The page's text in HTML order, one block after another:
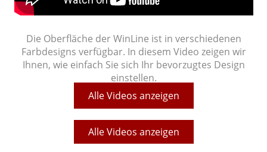
Die Oberfläche der WinLine ist in verschiedenen
Farbdesigns verfügbar. In diesem Video zeigen wir
Ihnen, wie einfach Sie sich Ihr bevorzugtes Design
einstellen.
Alle Videos anzeigen
Alle Videos anzeigen